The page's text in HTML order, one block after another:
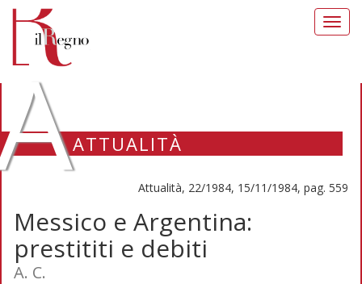
ATTUALITÀ
Attualità, 22/1984, 15/11/1984, pag. 559
Messico e Argentina:
prestititi e debiti
A. C.